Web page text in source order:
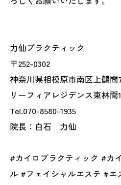
力仙プラクティック
〒252-0302
神奈川県相模原市南区上鶴間
リーフィアレジデンス東林間
Tel.070-8580-1935
院長：白石 力仙
#カイロプラクティック #カ
ル #フェイシャルエステ #